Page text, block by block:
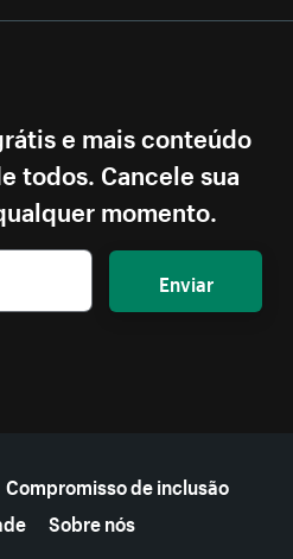
e mais conteúdo
todos. Cancele sua
momento.
Enviar
Compromisso de inclusão
Sobre nós